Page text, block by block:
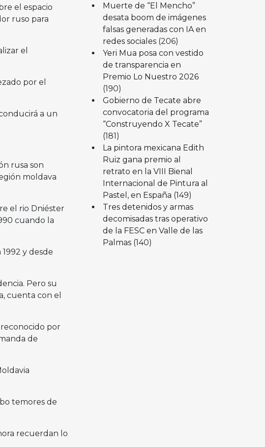
el espacio
ruso para
el
por el
a un
rusa son
moldava
el rio Dniéster
cuando la
y desde
Pero su
cuenta con el
por
de
temores de
recuerdan lo
Muerte de “El Mencho”
desata boom de imágenes
falsas generadas con IA en
redes sociales (206)
Yeri Mua posa con vestido
de transparencia en
Premio Lo Nuestro 2026
(190)
Gobierno de Tecate abre
convocatoria del programa
“Construyendo X Tecate”
(181)
La pintora mexicana Edith
Ruiz gana premio al
retrato en la VIII Bienal
Internacional de Pintura al
Pastel, en España (149)
Tres detenidos y armas
decomisadas tras operativo
de la FESC en Valle de las
Palmas (140)